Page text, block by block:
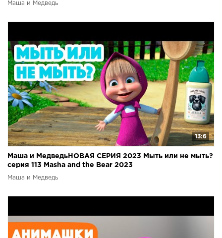
Маша и Медведь
13:6
Маша и МедведьНОВАЯ СЕРИЯ 2023 Мыть или не мыть?
серия 113 Masha and the Bear 2023
Маша и Медведь